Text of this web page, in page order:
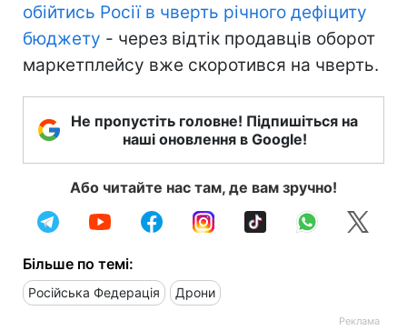
обійтись Росії в чверть річного дефіциту
бюджету - через відтік продавців оборот
маркетплейсу вже скоротився на чверть.
Не пропустіть головне! Підпишіться на
наші оновлення в Google!
Або читайте нас там, де вам зручно!
Більше по темі:
Російська Федерація Дрони